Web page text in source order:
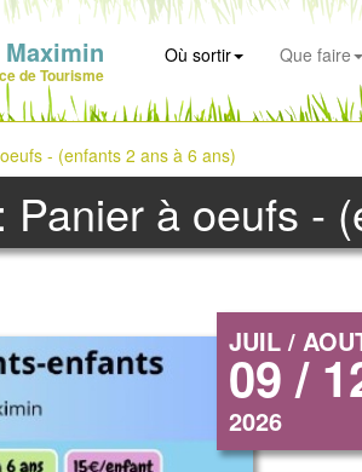
de Tourisme
Où sortir Que faire
- (enfants 2 ans à 6 ans)
à oeufs -
JUIL /
09 /
2026